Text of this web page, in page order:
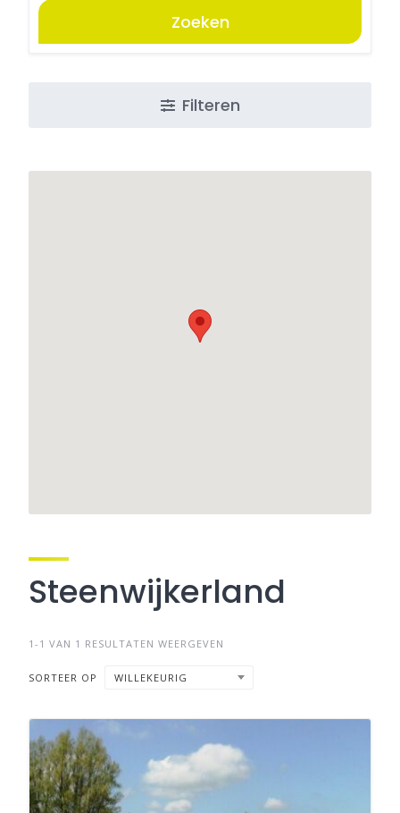
Zoeken
Filteren
Steenwijkerland
1-1 VAN 1 RESULTATEN WEERGEVEN
SORTEER OP WILLEKEURIG